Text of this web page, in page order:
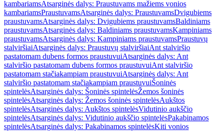
kambariamsAtsarginės dalys: Praustuvams mažiems vonios
kambariamsPraustuvamsAtsarginės dalys: PraustuvamsDvigubiems
praustuvamsAtsarginės dalys: Dvigubiems praustuvamsBaldiniams
praustuvamsAtsarginės dalys: Baldiniams praustuvamsKampiniams
praustuvamsAtsarginės dalys: Kampiniams praustuvamsPraustuvų
stalviršiaiAtsarginės dalys: Praustuvų stalviršiaiAnt stalviršio
pastatomam dubens formos praustuvuiAtsarginės dalys: Ant
stalviršio pastatomam dubens formos praustuvuiAnt stalviršio
pastatomam stačiakampiam praustuvuiAtsarginės dalys: Ant
stalviršio pastatomam stačiakampiam praustuvuiŠoninės
spintelėsAtsarginės dalys: Šoninės spintelėsŽemos šoninės
spintelėsAtsarginės dalys: Žemos šoninės spintelėsAukštos
spintelėsAtsarginės dalys: Aukštos spintelėsVidutinio aukščio
spintelėsAtsarginės dalys: Vidutinio aukščio spintelėsPakabinamos
spintelėsAtsarginės dalys: Pakabinamos spintelėsKiti vonios